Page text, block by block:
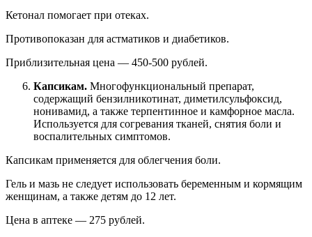
Кетонал помогает при отеках.
Противопоказан для астматиков и диабетиков.
Приблизительная цена — 450-500 рублей.
Капсикам. Многофункциональный препарат,
содержащий бензилникотинат, диметилсульфоксид,
нонивамид, а также терпентинное и камфорное масла.
Используется для согревания тканей, снятия боли и
воспалительных симптомов.
Капсикам применяется для облегчения боли.
Гель и мазь не следует использовать беременным и кормящим
женщинам, а также детям до 12 лет.
Цена в аптеке — 275 рублей.